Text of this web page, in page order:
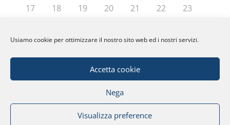
Usiamo cookie per ottimizzare il nostro sito web ed i nostri servizi.
Accetta cookie
Nega
Visualizza preference
17
18 19 20 21 22
23
31
« Giu
© Fondazione Politecnico di Milano | Partita